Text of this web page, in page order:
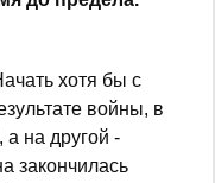
хотя бы с
войны, в
на другой -
закончилась